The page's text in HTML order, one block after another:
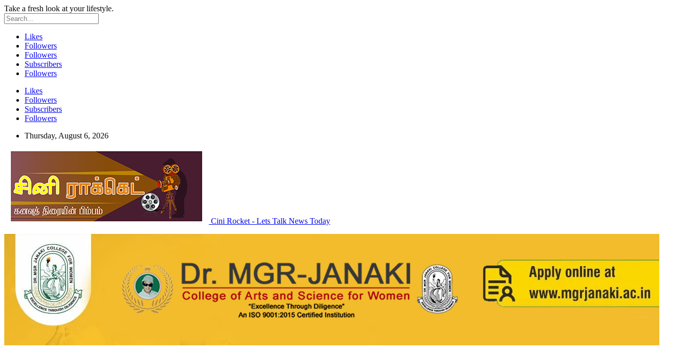
Take a fresh look at your lifestyle.
Likes
Followers
Followers
Subscribers
Followers
Likes
Followers
Subscribers
Followers
Thursday, August 6, 2026
Cini Rocket - Lets Talk News Today